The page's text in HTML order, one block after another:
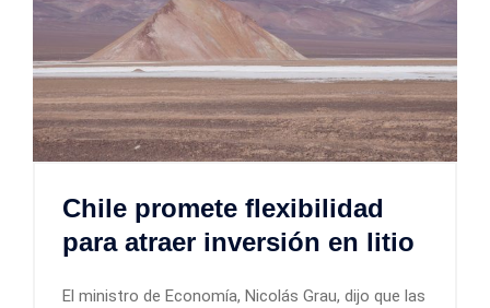
Chile promete flexibilidad
para atraer inversión en litio
El ministro de Economía, Nicolás Grau, dijo que las